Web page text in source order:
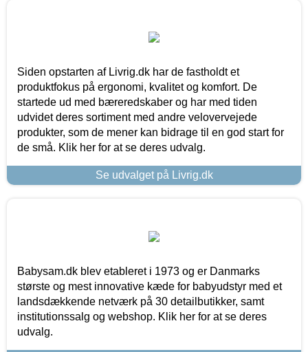
Siden opstarten af Livrig.dk har de fastholdt et
produktfokus på ergonomi, kvalitet og komfort. De
startede ud med bæreredskaber og har med tiden
udvidet deres sortiment med andre velovervejede
produkter, som de mener kan bidrage til en god start for
de små. Klik her for at se deres udvalg.
Se udvalget på Livrig.dk
Babysam.dk blev etableret i 1973 og er Danmarks
største og mest innovative kæde for babyudstyr med et
landsdækkende netværk på 30 detailbutikker, samt
institutionssalg og webshop. Klik her for at se deres
udvalg.